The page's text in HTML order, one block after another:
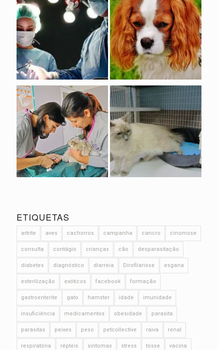
ETIQUETAS
artrite aves cachorros campanha cancro cinomose
consulta contágio crianças cão desparasitação
diabetes diagnóstico diarreia Dirofilariose esgana
esterilização exóticos facebook formação
gastroenterite gato hamster idade imunidade
insuficiência medicamentos obesidade parasita
parasitas peixes peso petcollective raiva renal
respiratória répteis sintomas stress tosse vacina